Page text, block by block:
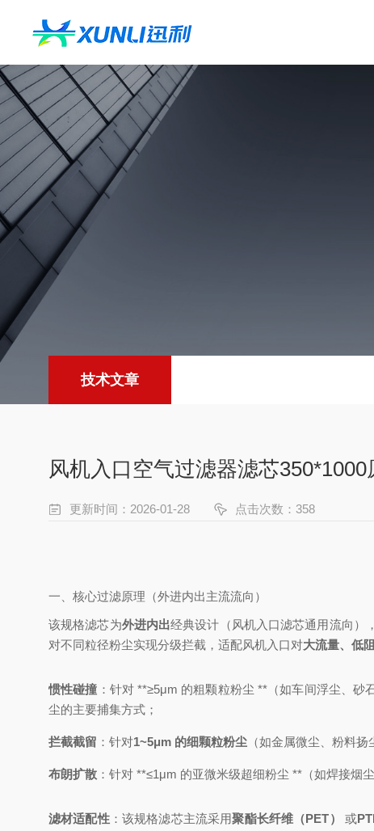
技术文章
风机入口空气过滤器滤芯350*1000
更新时间：2026-01-28 点击次数：358
一、核心过滤原理（外进内出主流流向）
该规格滤芯为外进内出经典设计（风机入口滤芯通用流向）
对不同粒径粉尘实现分级拦截，适配风机入口对大流量、低
惯性碰撞 ：针对 **≥5μm 的粗颗粒粉尘 **（如车间浮尘、
尘的主要捕集方式；
拦截截留 ：针对1~5μm 的细颗粒粉尘 （如金属微尘、粉料
布朗扩散 ：针对 **≤1μm 的亚微米级超细粉尘 **（如焊接烟
滤材适配性：该规格滤芯主流采用聚酯长纤维（PET） 或